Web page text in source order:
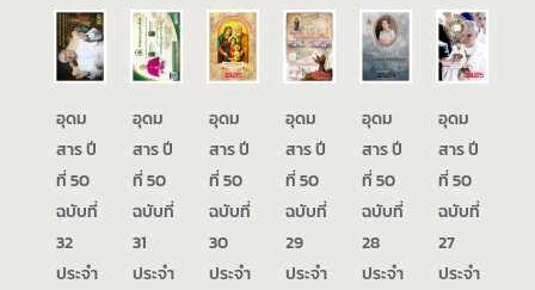
อุดม
สาร ปี
ที่ 50
ฉบับที่
32
ประจำ
อุดม
สาร ปี
ที่ 50
ฉบับที่
31
ประจำ
อุดม
สาร ปี
ที่ 50
ฉบับที่
30
ประจำ
อุดม
สาร ปี
ที่ 50
ฉบับที่
29
ประจำ
อุดม
สาร ปี
ที่ 50
ฉบับที่
28
ประจำ
อุดม
สาร ปี
ที่ 50
ฉบับที่
27
ประจำ